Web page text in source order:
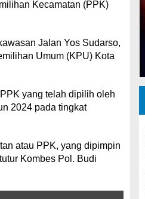
Kecamatan (PPK)
Jalan Yos Sudarso,
Umum (KPU) Kota
yang telah dipilih oleh
2024 pada tingkat
atau PPK, yang dipimpin
Kombes Pol. Budi